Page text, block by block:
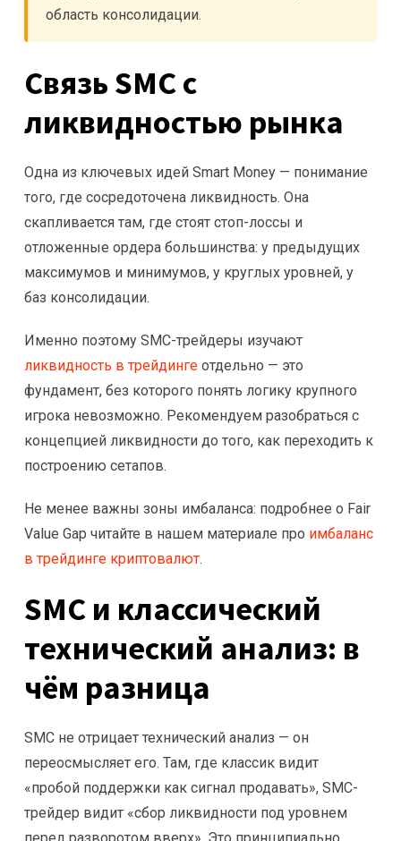
область консолидации.
Связь SMC с
ликвидностью рынка
Одна из ключевых идей Smart Money — понимание
того, где сосредоточена ликвидность. Она
скапливается там, где стоят стоп-лоссы и
отложенные ордера большинства: у предыдущих
максимумов и минимумов, у круглых уровней, у
баз консолидации.
Именно поэтому SMC-трейдеры изучают
ликвидность в трейдинге отдельно — это
фундамент, без которого понять логику крупного
игрока невозможно. Рекомендуем разобраться с
концепцией ликвидности до того, как переходить к
построению сетапов.
Не менее важны зоны имбаланса: подробнее о Fair
Value Gap читайте в нашем материале про имбаланс
в трейдинге криптовалют.
SMC и классический
технический анализ: в
чём разница
SMC не отрицает технический анализ — он
переосмысляет его. Там, где классик видит
«пробой поддержки как сигнал продавать», SMC-
трейдер видит «сбор ликвидности под уровнем